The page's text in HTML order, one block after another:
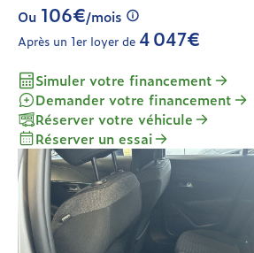
Ou 106€/mois
Après un 1er loyer de 4 047€
Simuler votre financement
Demander votre financement
Réserver votre véhicule
Réserver un essai